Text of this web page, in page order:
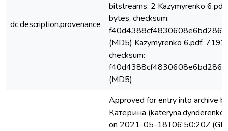
dc.description.provenance
bitstreams: 2 Kazymyrenko
bytes, checksum:
(MD5) Kazymyrenko 6.pdf:
checksum:
(MD5)
Approved for entry into archive
Катерина
on 2021-05-18T06:50:20Z